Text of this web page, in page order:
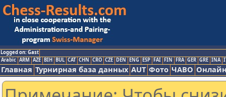
Logged on: Gast
Arabic ARM AZE BIH BUL CAT CHN CRO CZE DEN ENG ESP FAI FIN FRA GER GRE INA
Главная Турнирная база данных AUT Фото ЧАВО